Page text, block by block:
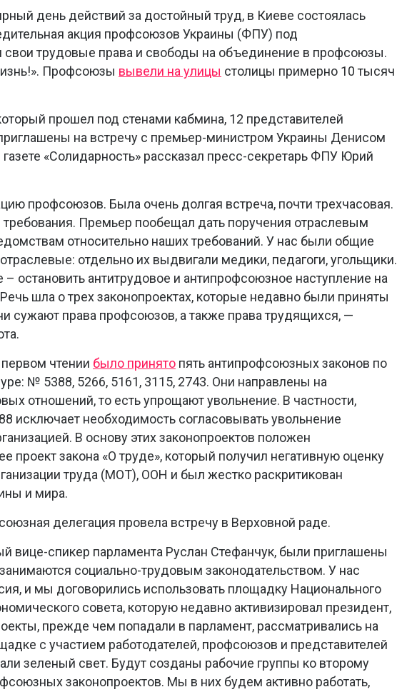
день действий за достойный труд, в Киеве состоялась
акция профсоюзов Украины (ФПУ) под
свои трудовые права и свободы на объединение в профсоюзы.
Профсоюзы вывели на улицы столицы примерно 10 тысяч
прошел под стенами кабмина, 12 представителей
на встречу с премьер-министром Украины Денисом
«Солидарность» рассказал пресс-секретарь ФПУ Юрий
профсоюзов. Была очень долгая встреча, почти трехчасовая.
Премьер пообещал дать поручения отраслевым
относительно наших требований. У нас были общие
отдельно их выдвигали медики, педагоги, угольщики.
– остановить антитрудовое и антипрофсоюзное наступление на
шла о трех законопроектах, которые недавно были приняты
сужают права профсоюзов, а также права трудящихся, —
чтении было принято пять антипрофсоюзных законов по
№ 5388, 5266, 5161, 3115, 2743. Они направлены на
отношений, то есть упрощают увольнение. В частности,
исключает необходимость согласовывать увольнение
В основу этих законопроектов положен
проект закона «О труде», который получил негативную оценку
труда (МОТ), ООН и был жестко раскритикован
и мира.
делегация провела встречу в Верховной раде.
вице-спикер парламента Руслан Стефанчук, были приглашены
социально-трудовым законодательством. У нас
и мы договорились использовать площадку Национального
совета, которую недавно активизировал президент,
прежде чем попадали в парламент, рассматривались на
с участием работодателей, профсоюзов и представителей
зеленый свет. Будут созданы рабочие группы ко второму
законопроектов. Мы в них будем активно работать,